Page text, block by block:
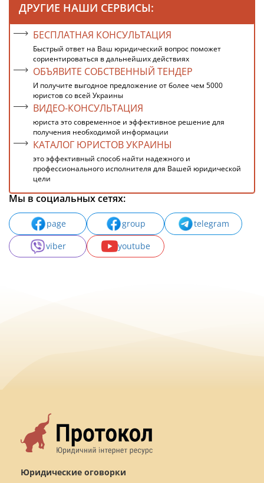
ДРУГИЕ НАШИ СЕРВИСЫ:
БЕСПЛАТНАЯ КОНСУЛЬТАЦИЯ
Быстрый ответ на Ваш юридический вопрос поможет
сориентироваться в дальнейших действиях
ОБЪЯВИТЕ СОБСТВЕННЫЙ ТЕНДЕР
И получите выгодное предложение от более чем 5000
юристов со всей Украины
ВИДЕО-КОНСУЛЬТАЦИЯ
юриста это современное и эффективное решение для
получения необходимой информации
КАТАЛОГ ЮРИСТОВ УКРАИНЫ
это эффективный способ найти надежного и
профессионального исполнителя для Вашей юридической
цели
Мы в социальных сетях:
page group
telegram
viber
youtube
Юридические оговорки